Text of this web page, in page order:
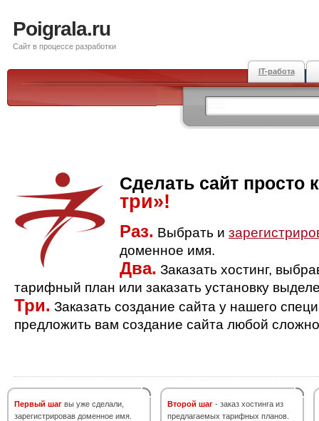
Poigrala.ru
Сайт в процессе разработки
IT-работа
Сделать сайт просто
три»!
Раз. Выбрать и
доменное имя.
Два. Заказать хостинг,
тарифный план или заказать установку
Три. Заказать создание сайта у нашего
предложить вам создание сайта любой
Первый шаг вы уже сделали,
зарегистрировав доменное имя.
Второй шаг - заказ хостинга из
предлагаемых тарифных планов.